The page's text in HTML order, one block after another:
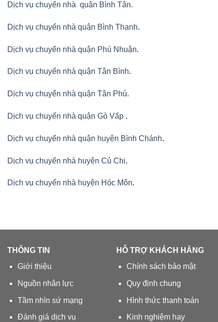
Dịch vụ chuyển nhà quận Bình Tân.
Dịch vụ chuyển nhà quận Bình Thạnh.
Dịch vụ chuyển nhà quận Phú Nhuận.
Dịch vụ chuyển nhà quận Tân Bình.
Dịch vụ chuyển nhà quận Tân Phú.
Dịch vụ chuyển nhà quận Gò Vấp .
Dịch vụ chuyển nhà quận huyện Bình Chánh.
Dịch vụ chuyển nhà huyện Củ Chi.
Dịch vụ chuyển nhà huyện Hóc Môn.
THÔNG TIN
Giới thiệu
Nguồn nhân lực
Tầm nhìn sứ mạng
Đánh giá dịch vụ
HỖ TRỢ KHÁCH HÀNG
Chính sách bảo mật
Quy định chung
Hình thức thanh toán
Kinh nghiệm hay